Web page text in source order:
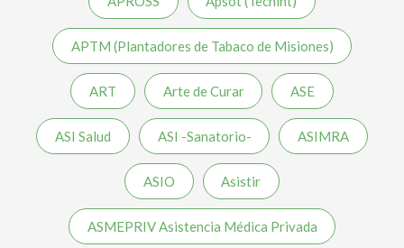
APTM (Plantadores de Tabaco de Misiones)
ART Arte de Curar ASE
ASI Salud ASI -Sanatorio- ASIMRA
ASIO Asistir
ASMEPRIV Asistencia Médica Privada